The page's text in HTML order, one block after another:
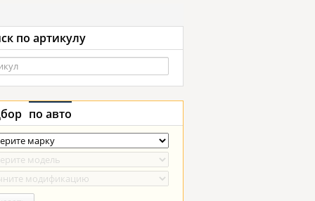
по артикулу
по авто